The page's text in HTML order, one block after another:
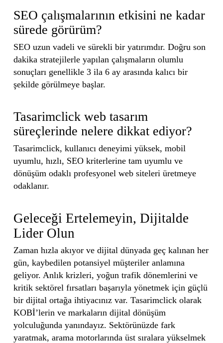
SEO çalışmalarının etkisini ne kadar
sürede görürüm?
SEO uzun vadeli ve sürekli bir yatırımdır. Doğru son
dakika stratejilerle yapılan çalışmaların olumlu
sonuçları genellikle 3 ila 6 ay arasında kalıcı bir
şekilde görülmeye başlar.
Tasarimclick web tasarım
süreçlerinde nelere dikkat ediyor?
Tasarimclick, kullanıcı deneyimi yüksek, mobil
uyumlu, hızlı, SEO kriterlerine tam uyumlu ve
dönüşüm odaklı profesyonel web siteleri üretmeye
odaklanır.
Geleceği Ertelemeyin, Dijitalde
Lider Olun
Zaman hızla akıyor ve dijital dünyada geç kalınan her
gün, kaybedilen potansiyel müşteriler anlamına
geliyor. Anlık krizleri, yoğun trafik dönemlerini ve
kritik sektörel fırsatları başarıyla yönetmek için güçlü
bir dijital ortağa ihtiyacınız var. Tasarimclick olarak
KOBİ’lerin ve markaların dijital dönüşüm
yolculuğunda yanındayız. Sektörünüzde fark
yaratmak, arama motorlarında üst sıralara yükselmek